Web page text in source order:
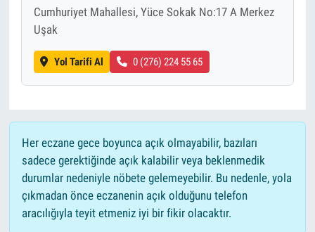
Cumhuriyet Mahallesi, Yüce Sokak No:17 A Merkez
Uşak
Yol Tarifi Al 0 (276) 224 55 65
Her eczane gece boyunca açık olmayabilir, bazıları
sadece gerektiğinde açık kalabilir veya beklenmedik
durumlar nedeniyle nöbete gelemeyebilir. Bu nedenle, yola
çıkmadan önce eczanenin açık olduğunu telefon
aracılığıyla teyit etmeniz iyi bir fikir olacaktır.